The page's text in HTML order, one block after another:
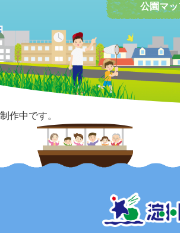
公園マッ
制作中です。